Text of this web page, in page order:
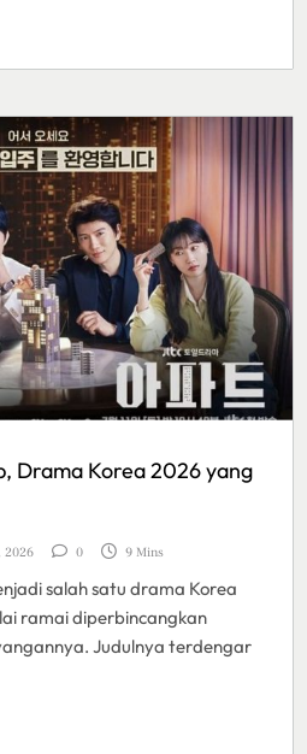
Drama Korea 2026 yang
2026 0 9 Mins
salah satu drama Korea
ramai diperbincangkan
Judulnya terdengar